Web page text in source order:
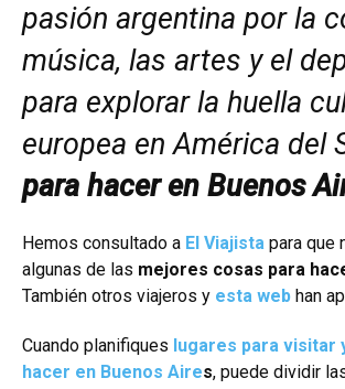
pasión argentina por la
música, las artes y el
para explorar la huella
europea en América del
para hacer en Buenos
Hemos consultado a El Viajista para que
algunas de las mejores cosas para
También otros viajeros y esta web han
Cuando planifiques lugares para visitar
hacer en Buenos Aires, puede dividir